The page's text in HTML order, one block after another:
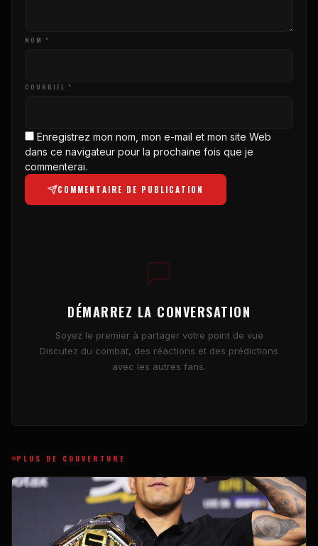
NOM *
COURRIEL *
Enregistrez mon nom, mon e-mail et mon site Web
dans ce navigateur pour la prochaine fois que je
commenterai.
COMMENTAIRE DE PUBLICATION
DÉMARREZ LA CONVERSATION
Soyez le premier à partager votre point de vue
Discutez du combat, des réactions et des prédictions
avec les autres fans.
PLUS DE COUVERTURE